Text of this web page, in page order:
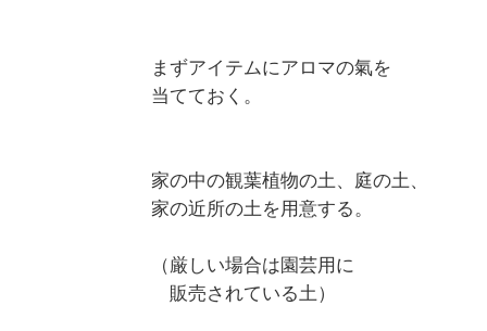
まずアイテムにアロマの氣を
当てておく。
家の中の観葉植物の土、庭の土、
家の近所の土を用意する。
（厳しい場合は園芸用に
販売されている土）